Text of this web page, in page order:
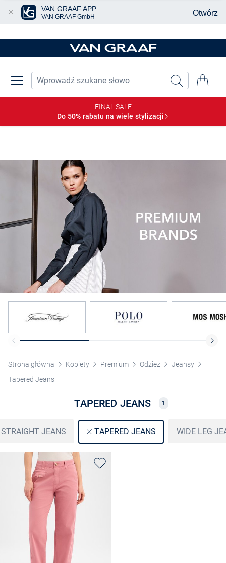
FINAL SALE
Do 50% rabatu na wiele stylizacji
Strona główna Kobiety Premium Odzież
Jeansy
Tapered Jeans
TAPERED JEANS 1
STRAIGHT JEANS TAPERED JEANS WIDE LEG
VAN GRAAF APP
VAN GRAAF GmbH Otwórz